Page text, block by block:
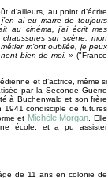
d’ailleurs, au point d’écrire
ai eu marre de toujours
au cinéma, j’ai écrit mes
sur scène, mon
m’ont oubliée, je peux
bien de moi. » ("France
et d’actrice, même si
par la Seconde Guerre
à Buchenwald et son frère
1941 condisciple de futures
et Michèle Morgan. Elle
école, et a pu assister
de 11 ans en colonie de